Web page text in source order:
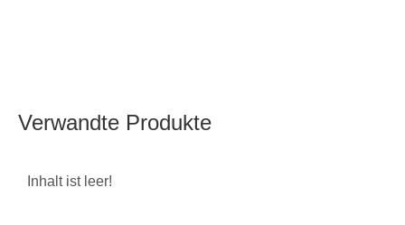
Verwandte Produkte
Inhalt ist leer!